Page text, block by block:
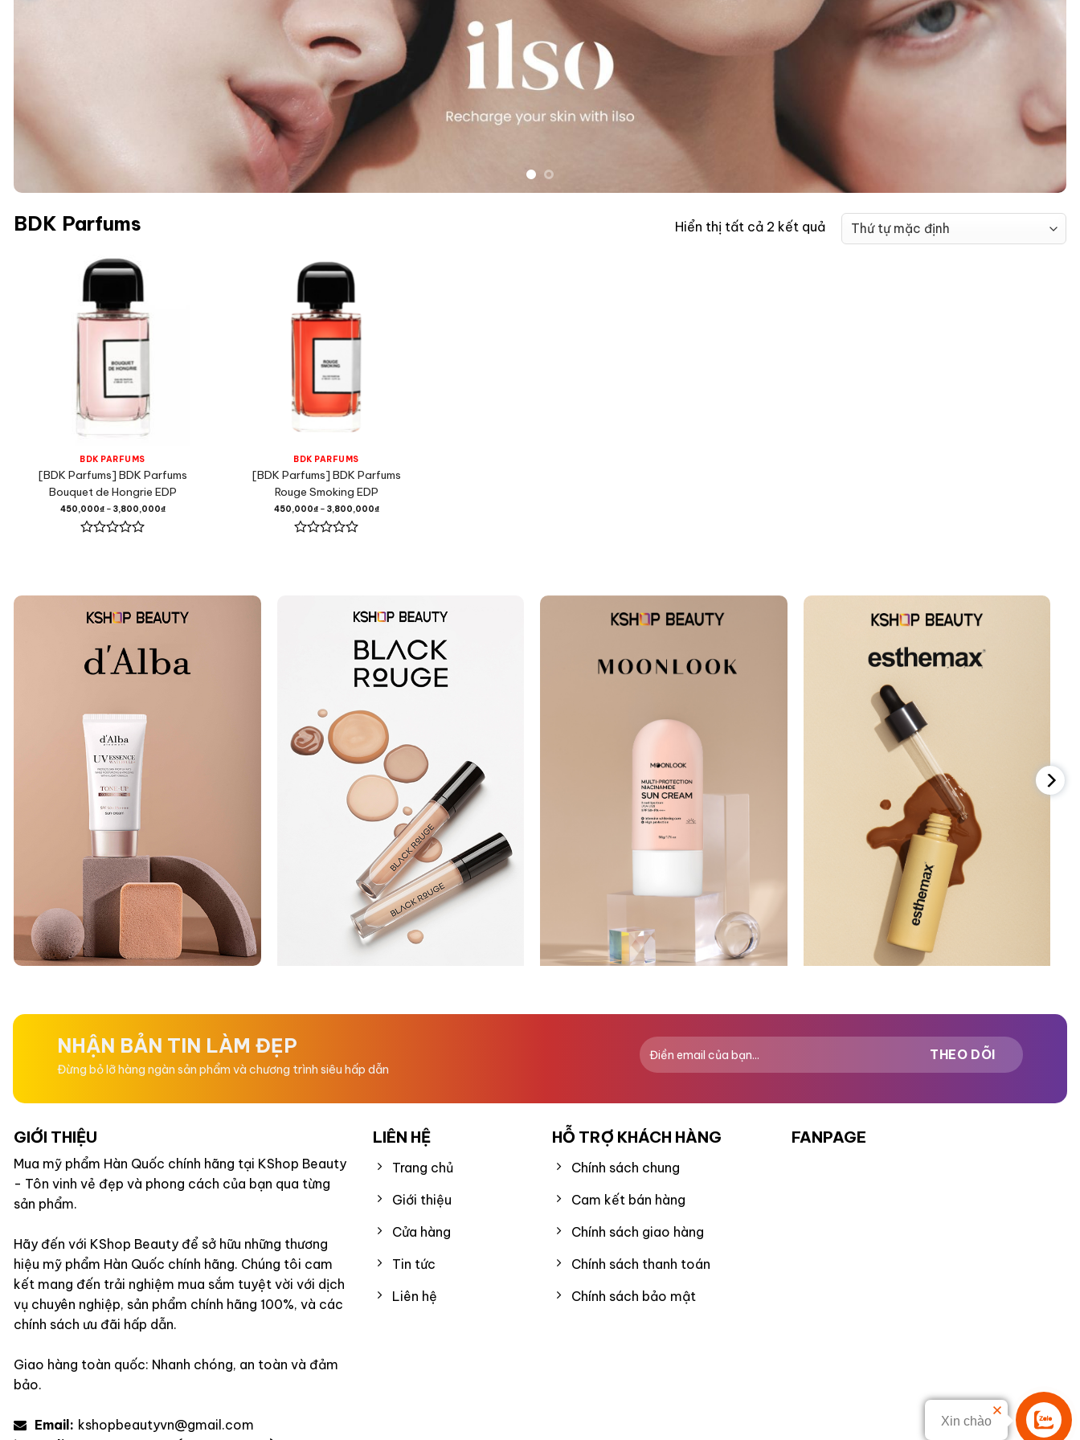
BDK Parfums Hiển thị tất cả 2 kết quả
BDK PARFUMS
[BDK Parfums] BDK Parfums
Bouquet de Hongrie EDP
450,000₫– 3,800,000₫
5
sao
BDK PARFUMS
[BDK Parfums] BDK Parfums
Rouge Smoking EDP
450,000₫– 3,800,000₫
Liên hệ
Xin chào
NHẬN BẢN TIN LÀM ĐẸP
Đừng bỏ lỡ hàng ngàn sản phẩm và chương trình siêu hấp dẫn
GIỚI THIỆU
Mua mỹ phẩm Hàn Quốc chính hãng tại KShop Beauty
- Tôn vinh vẻ đẹp và phong cách của bạn qua từng
sản phẩm.
Hãy đến với KShop Beauty để sở hữu những thương
hiệu mỹ phẩm Hàn Quốc chính hãng. Chúng tôi cam
kết mang đến trải nghiệm mua sắm tuyệt vời với dịch
vụ chuyên nghiệp, sản phẩm chính hãng 100%, và các
chính sách ưu đãi hấp dẫn.
Giao hàng toàn quốc: Nhanh chóng, an toàn và đảm
bảo.
Email: kshopbeautyvn@gmail.com
LIÊN HỆ
Trang chủ
Giới thiệu
Cửa hàng
Tin tức
Liên hệ
HỖ TRỢ KHÁCH HÀNG
Chính sách chung
Cam kết bán hàng
Chính sách giao hàng
Chính sách thanh toán
Chính sách bảo mật
FANPAGE